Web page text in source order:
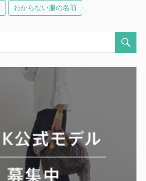
わからない服の名前